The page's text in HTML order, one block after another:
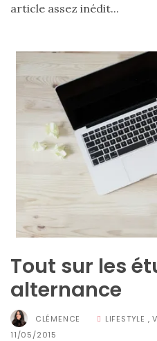
Les
plus
vegan
alternatives
éco-
responsables
cuir
article assez inédit...
Tout sur les
alternance
CLÉMENCE LIFESTYLE ,
11/05/2015